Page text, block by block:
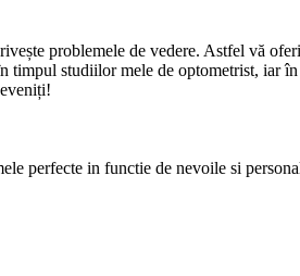
problemele de vedere. Astfel vă
timpul studiilor mele de optometrist, iar
perfecte in functie de nevoile si